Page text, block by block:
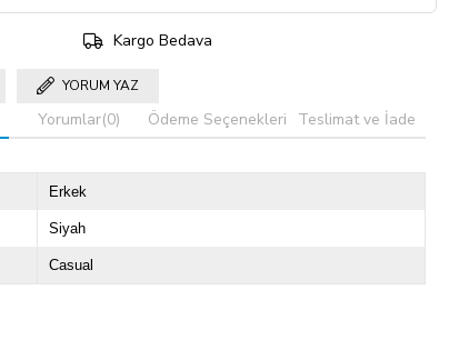
Kargo Bedava
YORUM YAZ
Yorumlar(0) Ödeme Seçenekleri Teslimat ve İade
Erkek
Siyah
Casual